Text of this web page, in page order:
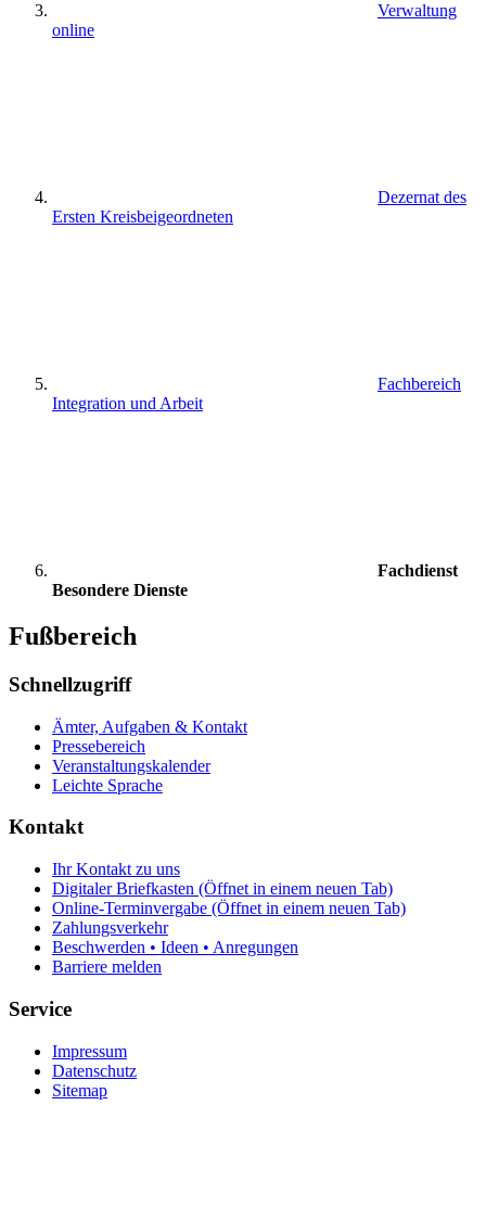
Verwaltung
online
Dezernat des
Ersten Kreisbeigeordneten
Fachbereich
Integration und Arbeit
Fachdienst
Besondere Dienste
Fußbereich
Schnellzugriff
Ämter, Aufgaben & Kontakt
Pressebereich
Veranstaltungskalender
Leichte Sprache
Kontakt
Ihr Kontakt zu uns
Digitaler Briefkasten (Öffnet in einem neuen Tab)
Online-Terminvergabe (Öffnet in einem neuen Tab)
Zahlungsverkehr
Beschwerden • Ideen • Anregungen
Barriere melden
Service
Impressum
Datenschutz
Sitemap